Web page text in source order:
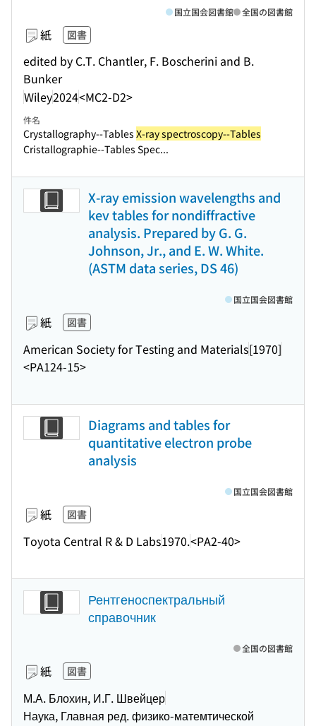
紙 図書
edited by C.T. Chantler, F. Boscherini and B.
Bunker
Wiley2024<MC2-D2>
国立国会図書館 全国の図書館
件名
Crystallography--Tables X-ray spectroscopy--Tables
Cristallographie--Tables Spec...
X-ray emission wavelengths and
kev tables for nondiffractive
analysis. Prepared by G. G.
Johnson, Jr., and E. W. White.
(ASTM data series, DS 46)
紙 図書
American Society for Testing and Materials[1970]
<PA124-15>
国立国会図書館
Diagrams and tables for
quantitative electron probe
analysis
紙 図書
Toyota Central R & D Labs1970.<PA2-40>
国立国会図書館
Рентгеноспектральный
справочник
紙 図書
М.А. Блохин, И.Г. Швейцер
Наука, Главная ред. физико-матемтической
全国の図書館